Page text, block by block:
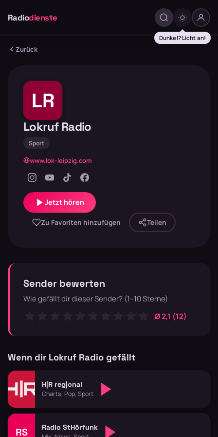
Radiodienste
Dunkel? Licht an!
Zurück
LR
Lokruf Radio
Sport
www.lok-leipzig.com
Jetzt hören
Zu Favoriten hinzufügen Teilen
Sender bewerten
Wie gefällt dir dieser Sender? (1–10 Sterne)
Ø 2,1 (12)
Wenn dir Lokruf Radio gefällt
H|R reg|onal
Charts, Pop, Sport
RS Radio StHörfunk